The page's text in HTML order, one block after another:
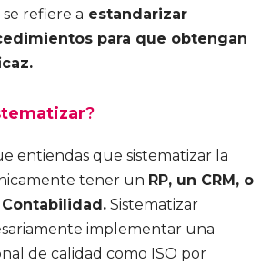
refiere a estandarizar
para que obtengan
?
entiendas que sistematizar la
tener un RP, un CRM, o
Sistematizar
implementar una
de calidad como ISO por